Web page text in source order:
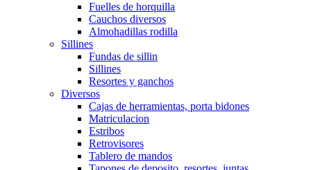
Fuelles de horquilla
Cauchos diversos
Almohadillas rodilla
Sillines
Fundas de sillin
Sillines
Resortes y ganchos
Diversos
Cajas de herramientas, porta bidones
Matriculacion
Estribos
Retrovisores
Tablero de mandos